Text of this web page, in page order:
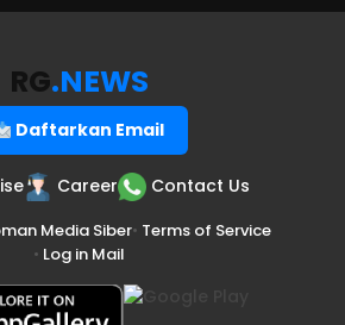
RG.NEWS
Daftarkan Email
Career Contact Us
Media Siber• Terms of Service
• Log in Mail